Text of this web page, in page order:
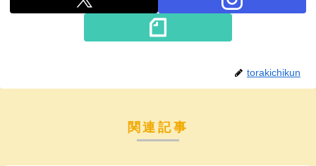
torakichikun
関連記事